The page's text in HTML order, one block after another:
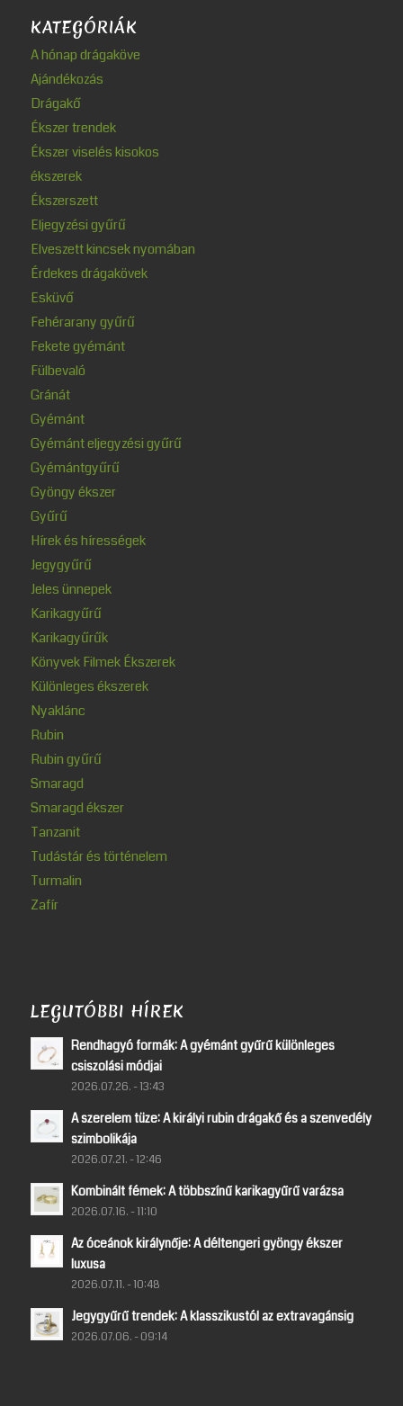
KATEGÓRIÁK
A hónap drágaköve
Ajándékozás
Drágakő
Ékszer trendek
Ékszer viselés kisokos
ékszerek
Ékszerszett
Eljegyzési gyűrű
Elveszett kincsek nyomában
Érdekes drágakövek
Esküvő
Fehérarany gyűrű
Fekete gyémánt
Fülbevaló
Gránát
Gyémánt
Gyémánt eljegyzési gyűrű
Gyémántgyűrű
Gyöngy ékszer
Gyűrű
Hírek és hírességek
Jegygyűrű
Jeles ünnepek
Karikagyűrű
Karikagyűrűk
Könyvek Filmek Ékszerek
Különleges ékszerek
Nyaklánc
Rubin
Rubin gyűrű
Smaragd
Smaragd ékszer
Tanzanit
Tudástár és történelem
Turmalin
Zafír
LEGUTÓBBI HÍREK
Rendhagyó formák: A gyémánt gyűrű különleges
csiszolási módjai
2026.07.26. - 13:43
A szerelem tüze: A királyi rubin drágakő és a szenvedély
szimbolikája
2026.07.21. - 12:46
Kombinált fémek: A többszínű karikagyűrű varázsa
2026.07.16. - 11:10
Az óceánok királynője: A déltengeri gyöngy ékszer
luxusa
2026.07.11. - 10:48
Jegygyűrű trendek: A klasszikustól az extravagánsig
2026.07.06. - 09:14